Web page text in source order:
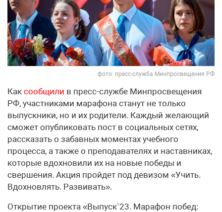
фото: пресс-служба Минпросвещения РФ
Как сообщили в пресс-службе Минпросвещения
РФ, участниками марафона станут не только
выпускники, но и их родители. Каждый желающий
сможет опубликовать пост в социальных сетях,
рассказать о забавных моментах учебного
процесса, а также о преподавателях и наставниках,
которые вдохновили их на новые победы и
свершения. Акция пройдет под девизом «Учить.
Вдохновлять. Развивать».
Открытие проекта «Выпуск`23. Марафон побед: